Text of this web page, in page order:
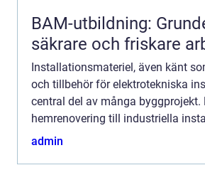
BAM-utbildning:
säkrare och friskare
Installationsmateriel, även känt
och tillbehör för elektrotekniska
central del av många byggprojekt.
hemrenovering till industriella
installat...
admin